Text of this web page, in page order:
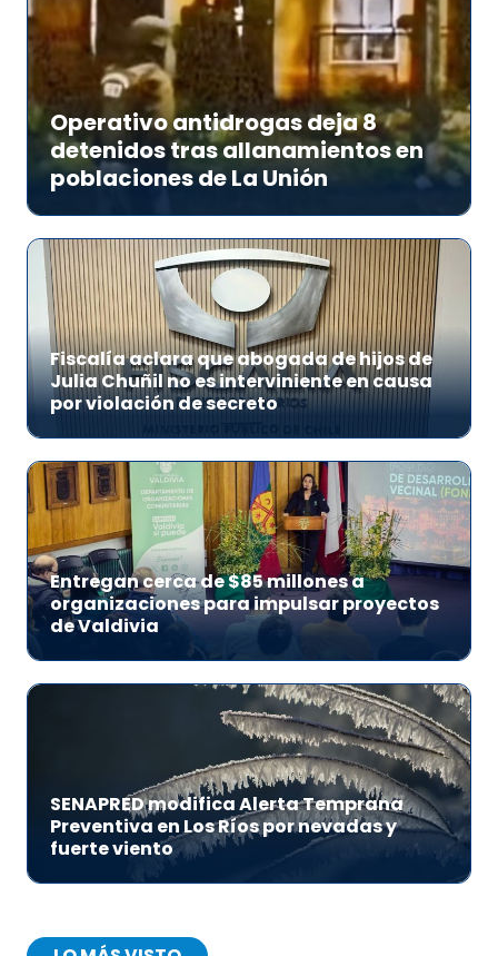
Operativo antidrogas deja 8
detenidos tras allanamientos en
poblaciones de La Unión
Fiscalía aclara que abogada de hijos de
Julia Chuñil no es interviniente en causa
por violación de secreto
Entregan cerca de $85 millones a
organizaciones para impulsar proyectos
de Valdivia
SENAPRED modifica Alerta Temprana
Preventiva en Los Ríos por nevadas y
fuerte viento